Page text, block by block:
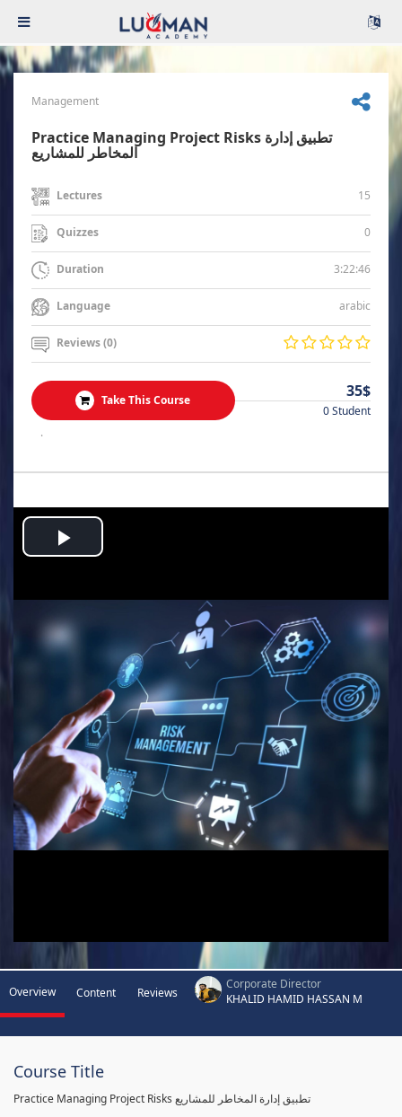
Management
Practice Managing Project Risks تطبيق إدارة
المخاطر للمشاريع
Lectures 15
Quizzes 0
Duration 3:22:46
Language arabic
Reviews (0)
Take This Course 35$
0 Student
.
Play
Video
Overview Content Reviews
Corporate Director
KHALID HAMID HASSAN M
Course Title
Practice Managing Project Risks تطبيق إدارة المخاطر للمشاريع